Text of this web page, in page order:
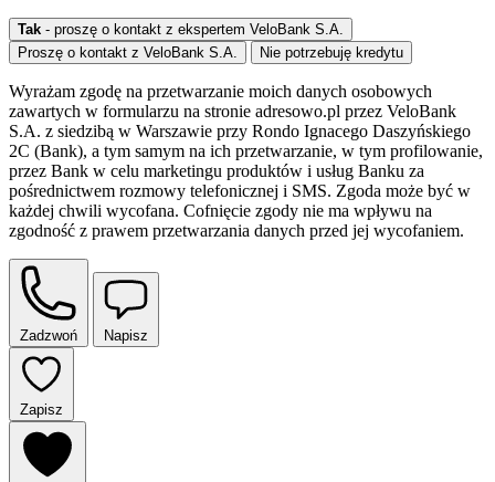
Tak - proszę o kontakt z ekspertem VeloBank S.A.
Proszę o kontakt z VeloBank S.A.
Nie potrzebuję kredytu
Wyrażam zgodę na przetwarzanie moich danych osobowych
zawartych w formularzu na stronie adresowo.pl przez VeloBank
S.A. z siedzibą w Warszawie przy Rondo Ignacego Daszyńskiego
2C (Bank), a tym samym na ich przetwarzanie, w tym profilowanie,
przez Bank w celu marketingu produktów i usług Banku za
pośrednictwem rozmowy telefonicznej i SMS. Zgoda może być w
każdej chwili wycofana. Cofnięcie zgody nie ma wpływu na
zgodność z prawem przetwarzania danych przed jej wycofaniem.
Zadzwoń Napisz
Zapisz